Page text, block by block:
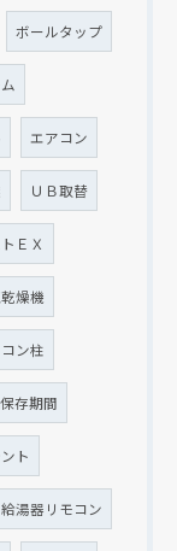
ボールタップ
エアコン
ＵＢ取替
ＥＸ
燥機
コン柱
存期間
ト
給湯器リモコン